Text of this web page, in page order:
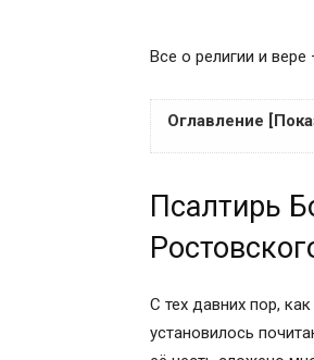
Все о религии и
Оглавление
Ростовский
Псалтирь
Современные
Труды,
Псалтирь
С тех давних пор,
установилось